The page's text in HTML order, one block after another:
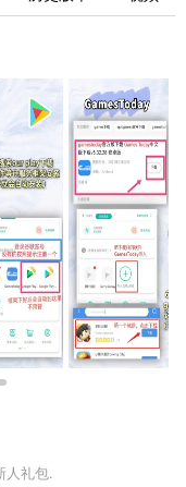
人礼包.